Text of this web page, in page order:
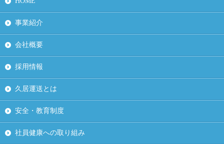
事業紹介
会社概要
採用情報
久居運送とは
安全・教育制度
社員健康への取り組み